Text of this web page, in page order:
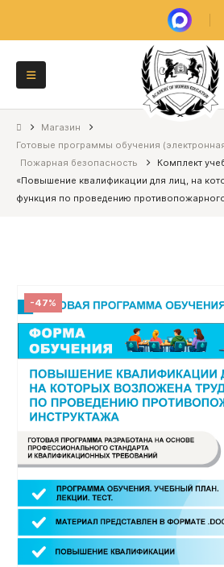
Магазин
Готовые программы обучения
Пожарная безопасность
Комплект
«Повышение квалификации для лиц, на
функция по проведению
-47%